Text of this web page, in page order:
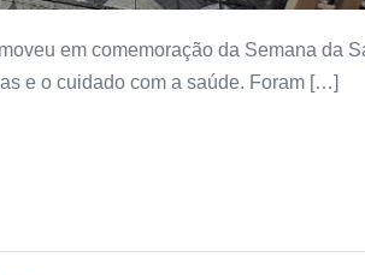
em comemoração da Semana da
e o cuidado com a saúde. Foram […]